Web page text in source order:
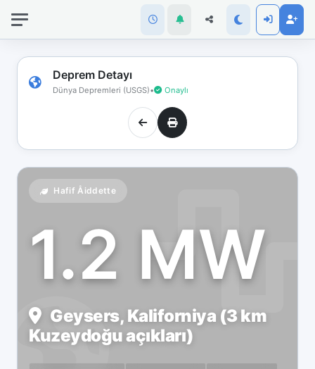
Deprem Detayı
Dünya Depremleri (USGS)• Onaylı
Hafif Åiddette
1.2 MW
Geysers, Kaliforniya (3 km
Kuzeydoğu açıkları)
bağlantınız
koptu!
Çevrimdışı
moddasınız.